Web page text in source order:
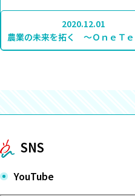
2020.12.01
農業の未来を拓く ～ＯｎｅＴ
SNS
YouTube